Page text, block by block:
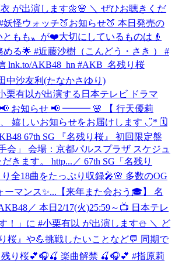
が出演します🌼🌸 ＼ ぜひお聴きくだ
妖怪ウォッチ🍑お知らせ🍑 本日発売の
ともも〟が❤️大切にしているものは👴
る🌟 #近藤沙樹（こんどう・さき ） #
lnk.to/AKB48_hn #AKB_名残り桜
中沙友利(たなかさゆり)
栗有以が出演する日本テレビ ドラマ
お知らせ 📢 ━━━ 🌸 【 行天優莉
、 嬉しいお知らせをお届けします ◡̈* 🗓
67th SG 『名残り桜』 初回限定盤
」 会場：京都パルスプラザ スケジュ
きます。 http... ／ 67th SG「名残り
全18曲をたっぷり収録🎤🌸 多数のOG
マンス✨... 【来年また会おう🎓】 名
／ 本日2/17(火)25:59～📺 日本テレ
！」に #小栗有以 が出演します⛄ ＼ ど
桜』や💪挑戦したいことなど💬 同期で
り桜💕🎧🍒 楽曲解禁 🍒🎧💕 #指原莉